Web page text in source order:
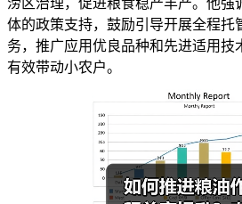
体的政策支持，鼓励引导开展全程托
务，推广应用优良品种和先进适用技
有效带动小农户。